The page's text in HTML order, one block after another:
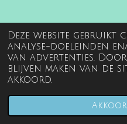
Deze website gebruikt
analyse-doeleinden
van advertenties.
blijven maken van de
akkoord.
© 2022 - 2026
JouwWeb